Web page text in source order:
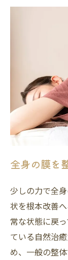
全身の膜を
少しの力で全
状を根本改善
常な状態に戻
ている自然治
め、一般の整